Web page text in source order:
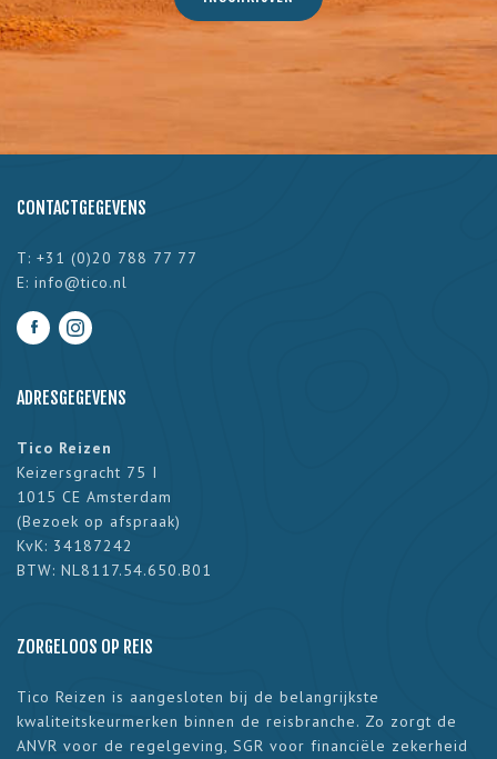
CONTACTGEGEVENS
T: +31 (0)20 788 77 77
E: info@tico.nl
ADRESGEGEVENS
Tico Reizen
Keizersgracht 75 I
1015 CE Amsterdam
(Bezoek op afspraak)
KvK: 34187242
BTW: NL8117.54.650.B01
ZORGELOOS OP REIS
Tico Reizen is aangesloten bij de belangrijkste
kwaliteitskeurmerken binnen de reisbranche. Zo zorgt de
ANVR voor de regelgeving, SGR voor financiële zekerheid